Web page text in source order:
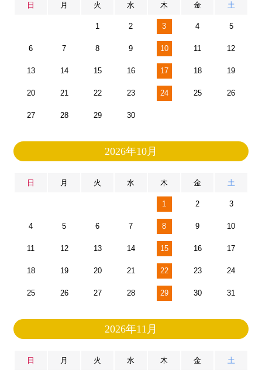
日 月 火 水 木 金 土
1 2 3 4 5
6 7 8 9 10 11 12
13 14 15 16 17 18 19
20 21 22 23 24 25 26
27 28 29 30
2026年10月
日 月 火 水 木 金 土
1 2 3
4 5 6 7 8 9 10
11 12 13 14 15 16 17
18 19 20 21 22 23 24
25 26 27 28 29 30 31
2026年11月
日 月 火 水 木 金 土